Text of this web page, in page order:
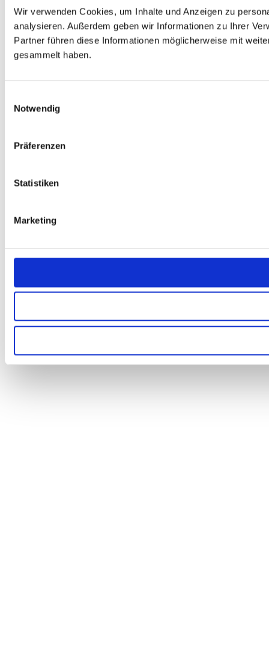
Wir verwenden Cookies, um Inhalte und Anzeigen zu
analysieren. Außerdem geben wir Informationen zu Ihrer
Partner führen diese Informationen möglicherweise mit
gesammelt haben.
Notwendig
Präferenzen
Statistiken
Marketing